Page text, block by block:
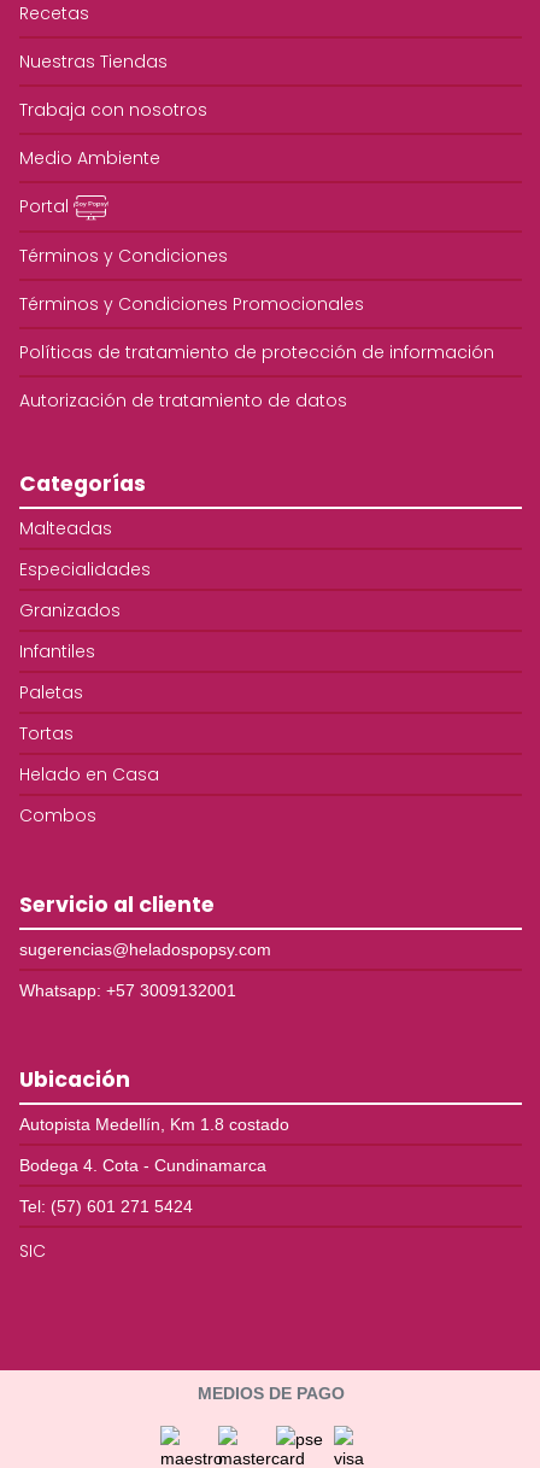
Recetas
Nuestras Tiendas
Trabaja con nosotros
Medio Ambiente
Portal
Términos y Condiciones
Términos y Condiciones Promocionales
Políticas de tratamiento de protección de información
Autorización de tratamiento de datos
Categorías
Malteadas
Especialidades
Granizados
Infantiles
Paletas
Tortas
Helado en Casa
Combos
Servicio al cliente
sugerencias@heladospopsy.com
Whatsapp: +57 3009132001
Ubicación
Autopista Medellín, Km 1.8 costado
Bodega 4. Cota - Cundinamarca
Tel: (57) 601 271 5424
SIC
MEDIOS DE PAGO